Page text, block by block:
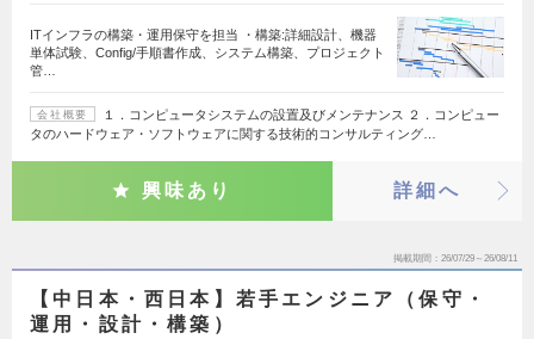
ITインフラの構築・運用保守を担当 ・構築:詳細設計、機器
単体試験、Config/手順書作成、システム構築、プロジェクト
管…
会社概要
１．コンピュータシステムの設置及びメンテナンス ２．コンピュー
タのハードウェア・ソフトウェアに関する技術的コンサルティング…
興味あり 詳細へ
掲載期間 26/07/29～26/08/11
【中日本・西日本】若手エンジニア（保守・
運用・設計・構築）